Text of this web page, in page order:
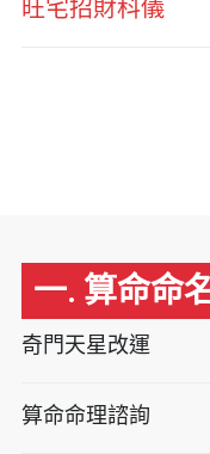
旺宅招財科儀
一. 算命命
奇門天星改運
算命命理諮詢